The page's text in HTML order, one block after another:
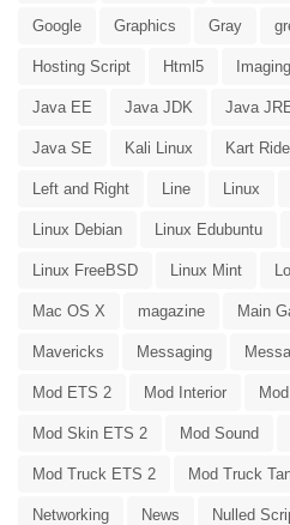
Google Graphics Gray
Hosting Script Html5 Imaging
Java EE Java JDK Java
Java SE Kali Linux Kart
Left and Right Line Linux
Linux Debian Linux Edubuntu
Linux FreeBSD Linux Mint
Mac OS X magazine Main
Mavericks Messaging
Mod ETS 2 Mod Interior
Mod Skin ETS 2 Mod Sound
Mod Truck ETS 2 Mod Truck
Networking News Nulled